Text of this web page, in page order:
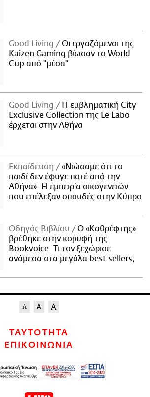
Good Living
Οι εργαζόμενοι της
Kaizen Gaming βίωσαν το World
Cup από "μέσα"
Good Living
Η εμβληματική City
Exclusive Collection της Le Labo
έρχεται στην Αθήνα
Εκπαίδευση
«Νιώσαμε ότι το
παιδί δεν έφυγε ποτέ από την
Αθήνα»: Η εμπειρία οικογενειών
που επέλεξαν σπουδές στην Κύπρο
Οδηγός Βιβλίου
Ο «Καθρέφτης»
βρέθηκε στην κορυφή της
Bookvoice. Τι τον ξεχώρισε
ανάμεσα στα μεγάλα best sellers;
ΤΑΥΤΟΤΗΤΑ
ΕΠΙΚΟΙΝΩΝΙΑ